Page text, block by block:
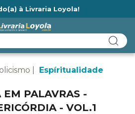
à Livraria Loyola!
Espíritualidade
EM PALAVRAS -
- VOL.1